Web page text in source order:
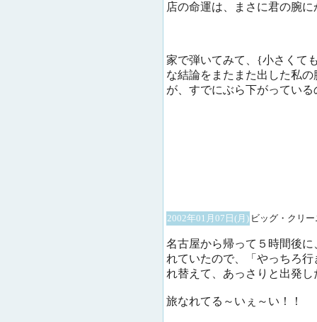
店の命運は、まさに君の腕
家で弾いてみて、{小さくて
な結論をまたまた出した私
が、すでにぶら下がっている
2002年01月07日(月) ビッグ・クリ
名古屋から帰って５時間後
れていたので、「やっちろ
れ替えて、あっさりと出発
旅なれてる～いぇ～い！！